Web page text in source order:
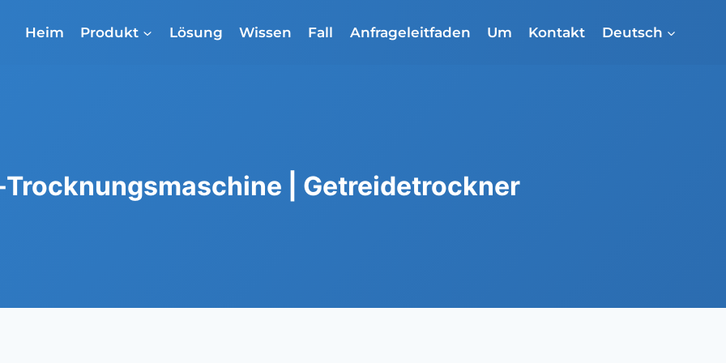
Heim Produkt Lösung Wissen Fall Anfrageleitfaden Um Kontakt Deutsch
| Getreidetrockner